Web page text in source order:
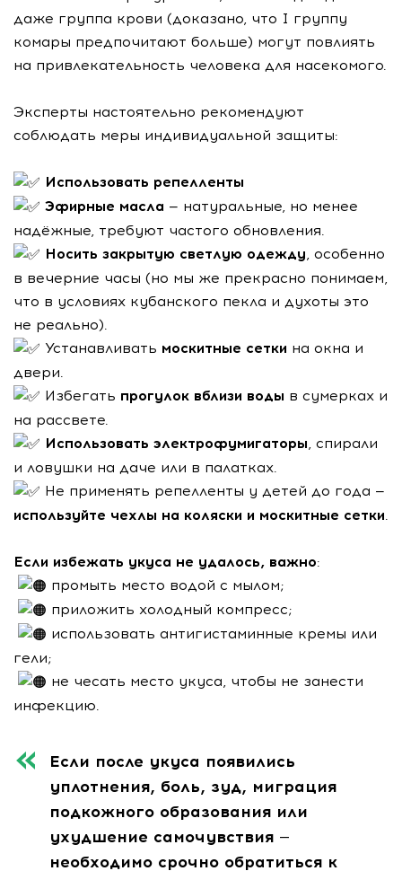
даже группа крови (доказано, что I группу
комары предпочитают больше) могут повлиять
на привлекательность человека для насекомого.
Эксперты настоятельно рекомендуют
соблюдать меры индивидуальной защиты:
Использовать репелленты
Эфирные масла — натуральные, но менее
надёжные, требуют частого обновления.
Носить закрытую светлую одежду, особенно
в вечерние часы (но мы же прекрасно понимаем,
что в условиях кубанского пекла и духоты это
не реально).
Устанавливать москитные сетки на окна и
двери.
Избегать прогулок вблизи воды в сумерках и
на рассвете.
Использовать электрофумигаторы, спирали
и ловушки на даче или в палатках.
Не применять репелленты у детей до года —
используйте чехлы на коляски и москитные сетки.
Если избежать укуса не удалось, важно:
промыть место водой с мылом;
приложить холодный компресс;
использовать антигистаминные кремы или
гели;
не чесать место укуса, чтобы не занести
инфекцию.
Если после укуса появились
уплотнения, боль, зуд, миграция
подкожного образования или
ухудшение самочувствия —
необходимо срочно обратиться к